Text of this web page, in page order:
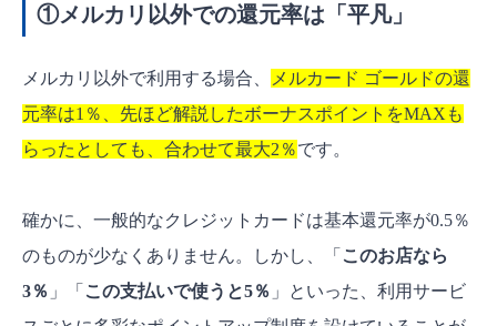
①メルカリ以外での還元率は「平凡」
メルカリ以外で利用する場合、
メルカード ゴールドの還
元率は1％、先ほど解説したボーナスポイントをMAXも
らったとしても、合わせて最大2％です。
確かに、一般的なクレジットカードは基本還元率が0.5％
のものが少なくありません。しかし、「 このお店なら
3％ 」「 この支払いで使うと5％ 」といった、利用サービ